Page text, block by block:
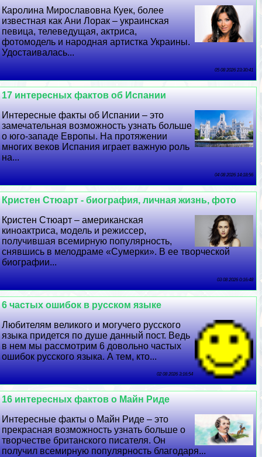
Каролина Мирославовна Куек, более
известная как Ани Лоpaк – украинская
певица, телеведущая, актриса,
фотомодель и народная артистка Украины.
Удостаивалась...
05 08 2026 23:30:41
17 интересных фактов об Испании
Интересные факты об Испании – это
замечательная возможность узнать больше
о юго-западе Европы. На протяжении
многих веков Испания играет важную роль
на...
04 08 2026 14:18:56
Кристен Стюарт - биография, личная жизнь, фото
Кристен Стюарт – американская
киноактриса, модель и режиссер,
получившая всемирную популярность,
снявшись в мелодраме «Сумерки». В ее творческой
биографии...
03 08 2026 0:16:48
6 частых ошибок в русском языке
Любителям великого и могучего русского
языка придется по душе данный пост. Ведь
в нем мы рассмотрим 6 довольно частых
ошибок русского языка. А тем, кто...
02 08 2026 3:16:54
16 интересных фактов о Майн Риде
Интересные факты о Майн Риде – это
прекрасная возможность узнать больше о
творчестве британского писателя. Он
получил всемирную популярность благодаря...